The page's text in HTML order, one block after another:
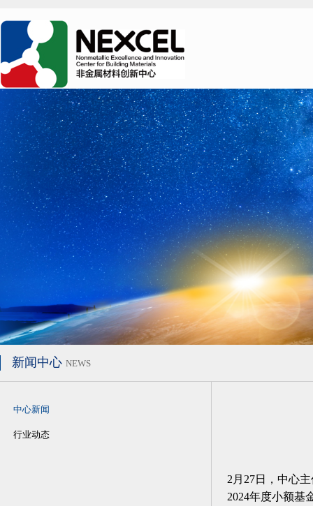
新闻中心 NEWS
中心新闻
行业动态
2月27日，中心
2024年度小额基